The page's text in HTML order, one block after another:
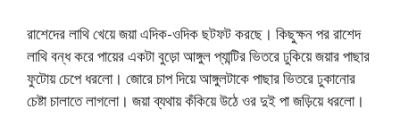
রাশেদের লাথি খেয়ে জয়া এদিক-ওদিক ছটফট করছে। কিছুক্ষন পর রাশেদ
লাথি বন্ধ করে পায়ের একটা বুড়ো আঙ্গুল প্যান্টির ভিতরে ঢুকিয়ে জয়ার পাছার
ফুটোয় চেপে ধরলো। জোরে চাপ দিয়ে আঙ্গুলটাকে পাছার ভিতরে ঢুকানোর
চেষ্টা চালাতে লাগলো। জয়া ব্যথায় কঁকিয়ে উঠে ওর দুই পা জড়িয়ে ধরলো।